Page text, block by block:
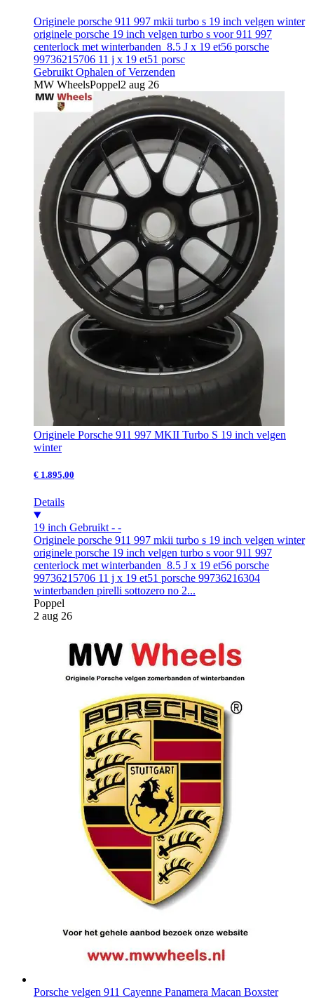
Originele porsche 911 997 mkii turbo s 19 inch velgen winter
originele porsche 19 inch velgen turbo s voor 911 997
centerlock met winterbanden 8.5 J x 19 et56 porsche
99736215706 11 j x 19 et51 porsc
Gebruikt Ophalen of Verzenden
MW WheelsPoppel2 aug 26
Originele Porsche 911 997 MKII Turbo S 19 inch velgen
winter
€ 1.895,00
Details
19 inch Gebruikt - -
Originele porsche 911 997 mkii turbo s 19 inch velgen winter
originele porsche 19 inch velgen turbo s voor 911 997
centerlock met winterbanden 8.5 J x 19 et56 porsche
99736215706 11 j x 19 et51 porsche 99736216304
winterbanden pirelli sottozero no 2...
Poppel
2 aug 26
Porsche velgen 911 Cayenne Panamera Macan Boxster